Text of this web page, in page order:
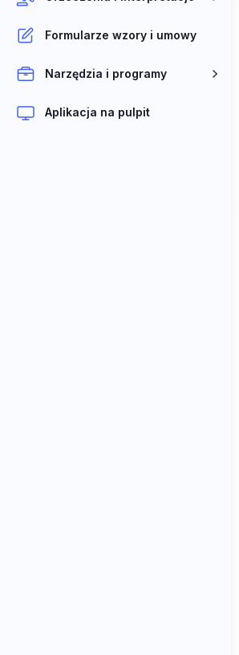
Formularze wzory i umowy
Narzędzia i programy
Aplikacja na pulpit